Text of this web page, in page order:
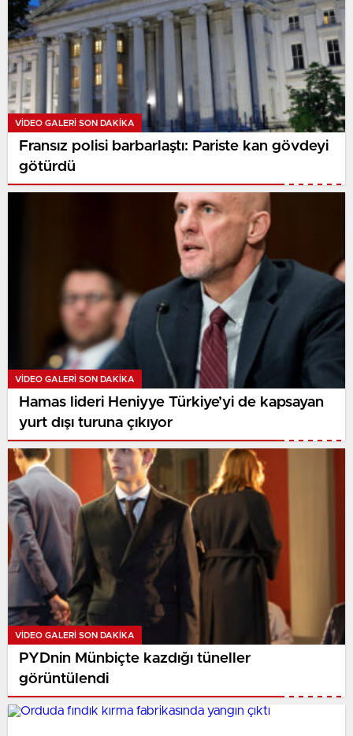
VIDEO GALERI SON DAKİKA
Fransız polisi barbarlaştı: Pariste kan gövdeyi
götürdü
VIDEO GALERI SON DAKİKA
Hamas lideri Heniyye Türkiye’yi de kapsayan
yurt dışı turuna çıkıyor
VIDEO GALERI SON DAKİKA
PYDnin Münbiçte kazdığı tüneller
görüntülendi​